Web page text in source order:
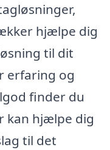
hjælpe dig
til dit
erfaring og
finder du
kan hjælpe dig
til det